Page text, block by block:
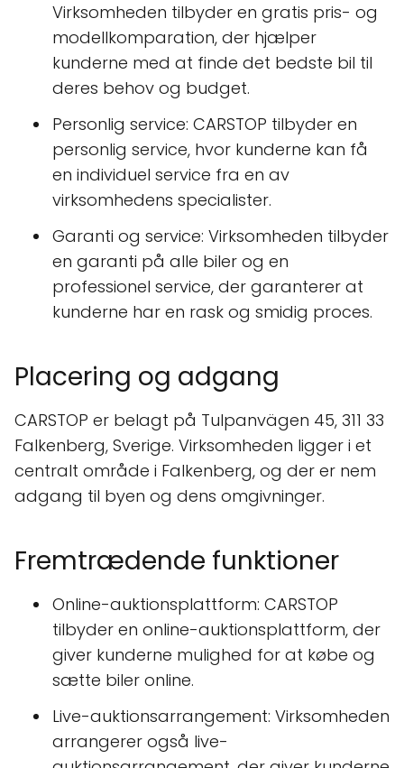
Virksomheden tilbyder en gratis pris- og
modellkomparation, der hjælper
kunderne med at finde det bedste bil til
deres behov og budget.
Personlig service: CARSTOP tilbyder en
personlig service, hvor kunderne kan få
en individuel service fra en av
virksomhedens specialister.
Garanti og service: Virksomheden tilbyder
en garanti på alle biler og en
professionel service, der garanterer at
kunderne har en rask og smidig proces.
Placering og adgang
CARSTOP er belagt på Tulpanvägen 45, 311 33
Falkenberg, Sverige. Virksomheden ligger i et
centralt område i Falkenberg, og der er nem
adgang til byen og dens omgivninger.
Fremtrædende funktioner
Online-auktionsplattform: CARSTOP
tilbyder en online-auktionsplattform, der
giver kunderne mulighed for at købe og
sætte biler online.
Live-auktionsarrangement: Virksomheden
arrangerer også live-